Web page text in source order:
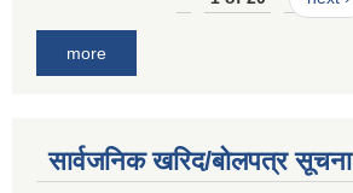
more
सार्वजनिक खरिद/बोलपत्र सूचना